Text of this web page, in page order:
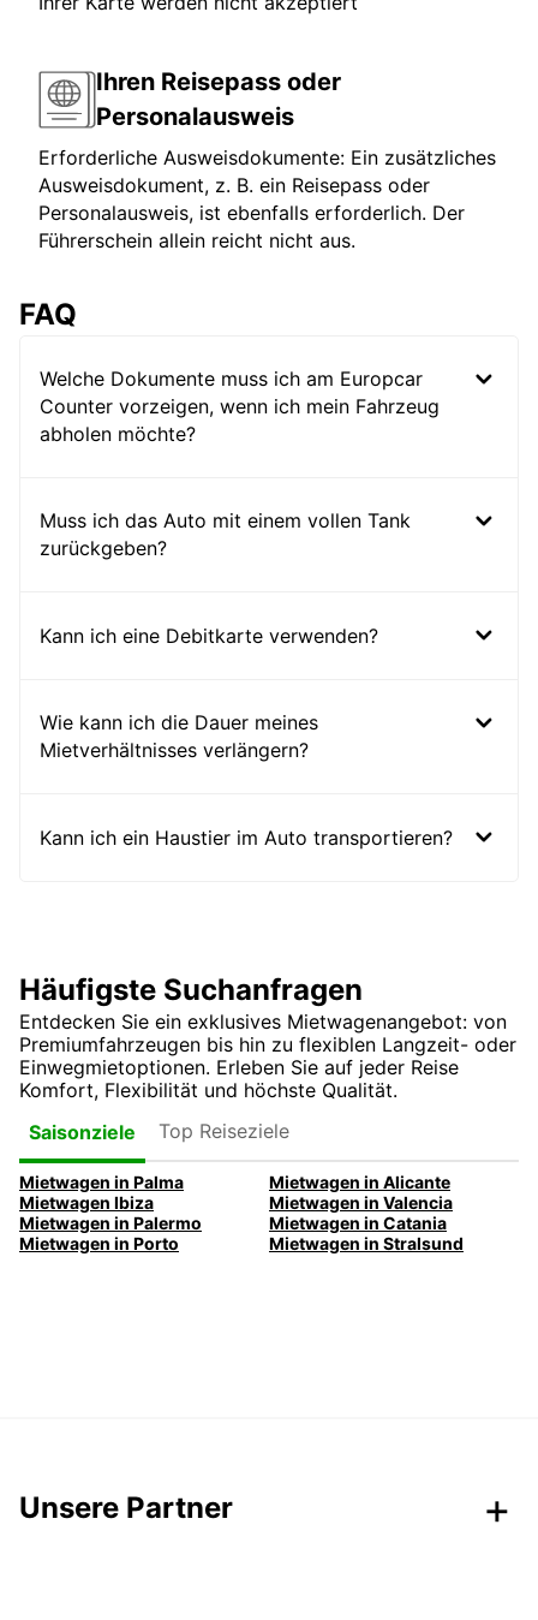
Ihren Reisepass oder
Personalausweis
Erforderliche Ausweisdokumente: Ein zusätzliches
Ausweisdokument, z. B. ein Reisepass oder
Personalausweis, ist ebenfalls erforderlich. Der
Führerschein allein reicht nicht aus.
FAQ
Welche Dokumente muss ich am Europcar
Counter vorzeigen, wenn ich mein Fahrzeug
abholen möchte?
Muss ich das Auto mit einem vollen Tank
zurückgeben?
Kann ich eine Debitkarte verwenden?
Wie kann ich die Dauer meines
Mietverhältnisses verlängern?
Kann ich ein Haustier im Auto transportieren?
Häufigste Suchanfragen
Entdecken Sie ein exklusives Mietwagenangebot: von
Premiumfahrzeugen bis hin zu flexiblen Langzeit- oder
Einwegmietoptionen. Erleben Sie auf jeder Reise
Komfort, Flexibilität und höchste Qualität.
Saisonziele
Top Reiseziele
Mietwagen in Palma
Mietwagen in Alicante
Mietwagen Ibiza
Mietwagen in Valencia
Mietwagen in Palermo
Mietwagen in Catania
Mietwagen in Porto
Mietwagen in Stralsund
Unsere Partner